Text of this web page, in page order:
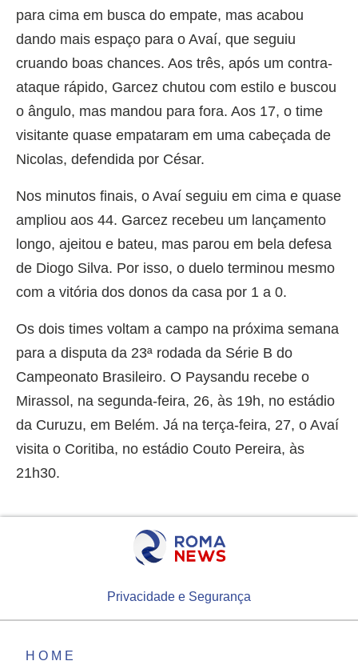
para cima em busca do empate, mas acabou
dando mais espaço para o Avaí, que seguiu
cruando boas chances. Aos três, após um contra-
ataque rápido, Garcez chutou com estilo e buscou
o ângulo, mas mandou para fora. Aos 17, o time
visitante quase empataram em uma cabeçada de
Nicolas, defendida por César.
Nos minutos finais, o Avaí seguiu em cima e quase
ampliou aos 44. Garcez recebeu um lançamento
longo, ajeitou e bateu, mas parou em bela defesa
de Diogo Silva. Por isso, o duelo terminou mesmo
com a vitória dos donos da casa por 1 a 0.
Os dois times voltam a campo na próxima semana
para a disputa da 23ª rodada da Série B do
Campeonato Brasileiro. O Paysandu recebe o
Mirassol, na segunda-feira, 26, às 19h, no estádio
da Curuzu, em Belém. Já na terça-feira, 27, o Avaí
visita o Coritiba, no estádio Couto Pereira, às
21h30.
Privacidade e Segurança
HOME